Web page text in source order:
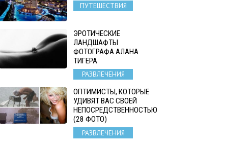
ПУТЕШЕСТВИЯ
ЭРОТИЧЕСКИЕ
ЛАНДШАФТЫ
ФОТОГРАФА АЛАНА
ТИГЕРА
РАЗВЛЕЧЕНИЯ
ОПТИМИСТЫ, КОТОРЫЕ
УДИВЯТ ВАС СВОЕЙ
НЕПОСРЕДСТВЕННОСТЬЮ
(28 ФОТО)
РАЗВЛЕЧЕНИЯ